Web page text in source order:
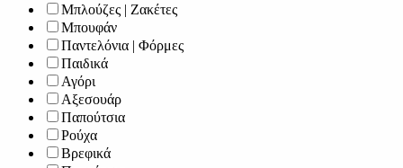
Μπλούζες | Ζακέτες
Μπουφάν
Παντελόνια | Φόρμες
Παιδικά
Αγόρι
Αξεσουάρ
Παπούτσια
Ρούχα
Βρεφικά